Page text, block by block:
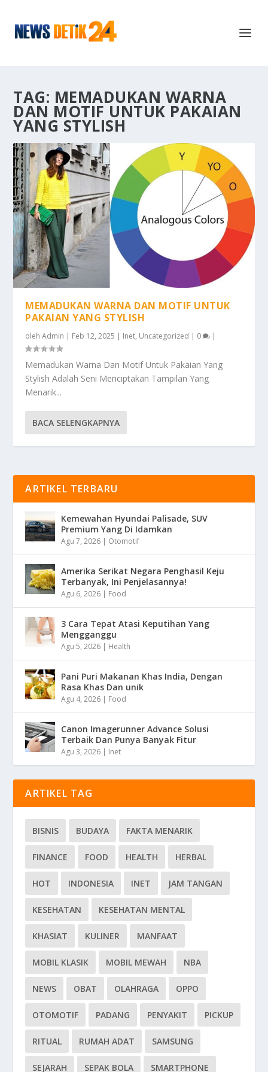
TAG: MEMADUKAN WARNA
DAN MOTIF UNTUK PAKAIAN
YANG STYLISH
MEMADUKAN WARNA DAN MOTIF UNTUK
PAKAIAN YANG STYLISH
olehAdmin | Feb 12, 2025 | Inet, Uncategorized | 0 |
Memadukan Warna Dan Motif Untuk Pakaian Yang
Stylish Adalah Seni Menciptakan Tampilan Yang
Menarik...
BACA SELENGKAPNYA
ARTIKEL TERBARU
Kemewahan Hyundai Palisade, SUV
Premium Yang Di Idamkan
Agu 7, 2026 | Otomotif
Amerika Serikat Negara Penghasil Keju
Terbanyak, Ini Penjelasannya!
Agu 6, 2026 | Food
3 Cara Tepat Atasi Keputihan Yang
Mengganggu
Agu 5, 2026 | Health
Pani Puri Makanan Khas India, Dengan
Rasa Khas Dan unik
Agu 4, 2026 | Food
Canon Imagerunner Advance Solusi
Terbaik Dan Punya Banyak Fitur
Agu 3, 2026 | Inet
ARTIKEL TAG
BISNIS BUDAYA FAKTA MENARIK
FINANCE FOOD HEALTH HERBAL
HOT INDONESIA INET JAM TANGAN
KESEHATAN KESEHATAN MENTAL
KHASIAT KULINER MANFAAT
MOBIL KLASIK MOBIL MEWAH NBA
NEWS OBAT OLAHRAGA OPPO
OTOMOTIF PADANG PENYAKIT PICKUP
RITUAL RUMAH ADAT SAMSUNG
SEJARAH SEPAK BOLA SMARTPHONE